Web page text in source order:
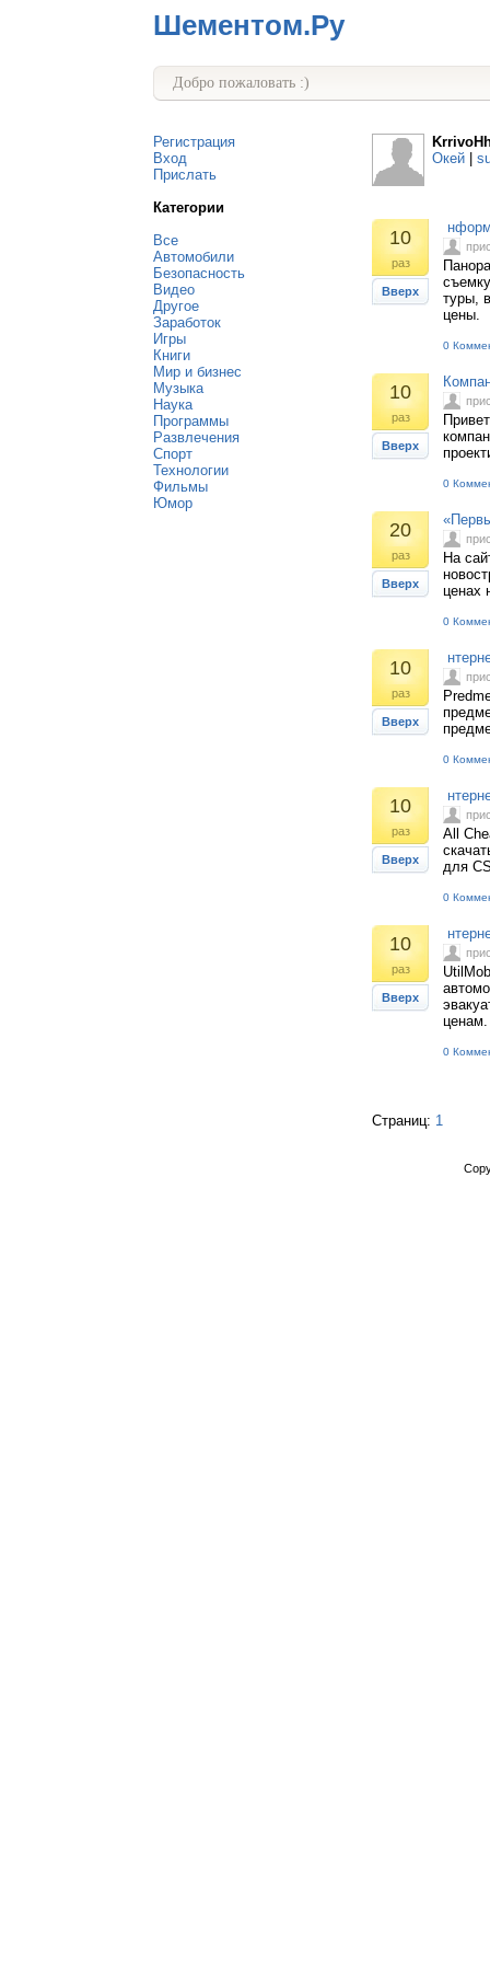
Шементом.Ру
Добро пожаловать :)
Регистрация
Вход
Прислать
Категории
Все
Автомобили
Безопасность
Видео
Другое
Заработок
Игры
Книги
Мир и бизнес
Музыка
Наука
Программы
Развлечения
Спорт
Технологии
Фильмы
Юмор
Окей
10
раз
Вверх
туры,
цены.
0
10
раз
Вверх
0
20
раз
Вверх
На
ценах
0
10
раз
Вверх
0
10
раз
Вверх
All
для
0
10
раз
Вверх
ценам.
0
Страниц: 1